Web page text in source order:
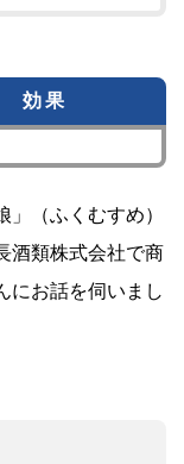
効果
（ふくむすめ）
酒類株式会社で商
にお話を伺いまし